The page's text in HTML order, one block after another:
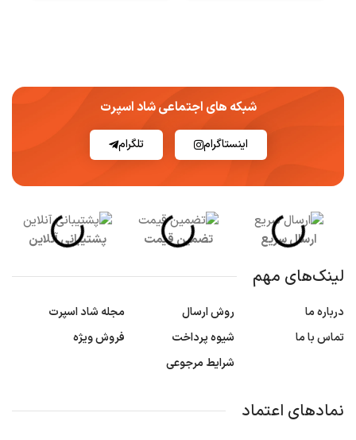
شبکه های اجتماعی شاد اسپرت
اینستاگرام تلگرام
ارسال سریع تضمین قیمت پشتیبانی آنلاین
لینک‌های مهم
درباره ما
تماس با ما
روش ارسال
شیوه پرداخت
شرایط مرجوعی
مجله شاد اسپرت
فروش ویژه
نمادهای اعتماد